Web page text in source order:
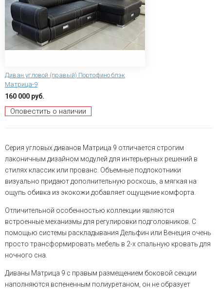
Диван угловой (правый) Портофино блэк
Матрица-9
160 000 руб.
Оповестить о наличии
Серия угловых диванов Матрица 9 отличается строгим
лаконичным дизайном модулей для интерьерных решений в
стилях классик или прованс. Объемные подлокотники
визуально придают дополнительную роскошь, а мягкая на
ощупь обивка из экокожи добавляет ощущение комфорта.
Отличительной особенностью коллекции являются
встроенные механизмы для регулировки подголовников. С
помощью системы раскладывания Дельфин или Венеция очень
просто трансформировать мебель в 2-х спальную кровать для
ночного сна.
Диваны Матрица 9 с правым размещением боковой секции
наполняются вспененным полиуретаном, он не образует